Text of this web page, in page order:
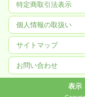
特定商取引法表示
個人情報の取扱い
サイトマップ
お問い合わせ
表示